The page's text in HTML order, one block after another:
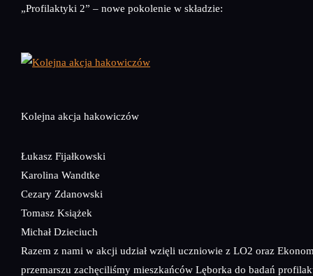
„Profilaktyki 2” – nowe pokolenie w składzie:
Kolejna akcja hakowiczów
Łukasz Fijałkowski
Karolina Wandtke
Cezary Zdanowski
Tomasz Książek
Michał Dzieciuch
Razem z nami w akcji udział wzięli uczniowie z LO2 oraz
przemarszu zachęciliśmy mieszkańców Lęborka do badań